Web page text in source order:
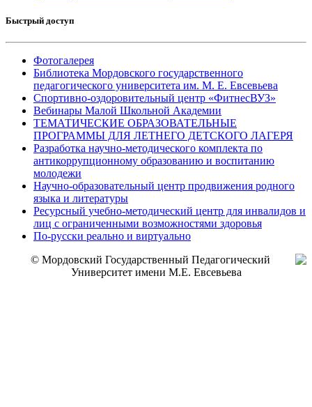
Быстрый доступ
Фотогалерея
Библиотека Мордовского государственного
педагогического университета им. М. Е. Евсевьева
Спортивно-оздоровительный центр «ФитнесВУЗ»
Вебинары Малой Школьной Академии
ТЕМАТИЧЕСКИЕ ОБРАЗОВАТЕЛЬНЫЕ
ПРОГРАММЫ ДЛЯ ЛЕТНЕГО ДЕТСКОГО ЛАГЕРЯ
Разработка научно-методического комплекта по
антикоррупционному образованию и воспитанию
молодежи
Научно-образовательный центр продвижения родного
языка и литературы
Ресурсный учебно-методический центр для инвалидов и
лиц с ограниченными возможностями здоровья
По-русски реально и виртуально
© Мордовский Государственный Педагогический
Университет имени М.Е. Евсевьева